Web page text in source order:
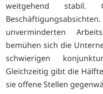
weitgehend
unverminderten
bemühen sich die
schwierigen
Gleichzeitig gibt die
sie offene Stellen